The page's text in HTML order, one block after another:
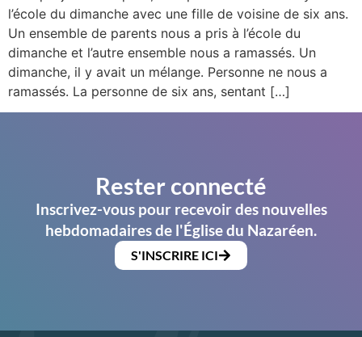
l’école du dimanche avec une fille de voisine de six ans.
Un ensemble de parents nous a pris à l’école du
dimanche et l’autre ensemble nous a ramassés. Un
dimanche, il y avait un mélange. Personne ne nous a
ramassés. La personne de six ans, sentant […]
Rester connecté
Inscrivez-vous pour recevoir des nouvelles
hebdomadaires de l'Église du Nazaréen.
S'INSCRIRE ICI